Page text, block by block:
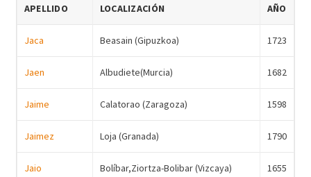
APELLIDO LOCALIZACIÓN AÑO
Jaca Beasain (Gipuzkoa) 1723
Jaen Albudiete(Murcia) 1682
Jaime Calatorao (Zaragoza) 1598
Jaimez Loja (Granada) 1790
Jaio Bolíbar,Ziortza-Bolibar (Vizcaya) 1655